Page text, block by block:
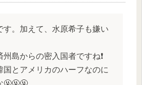
す。加えて、水原希子も嫌い
島からの密入国者ですね❗️
国とアメリカのハーフなのに
🤬🤬🤬